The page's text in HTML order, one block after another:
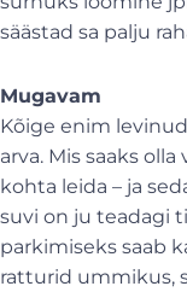
säästad sa palju
Mugavam
Kõige enim
arva. Mis saaks
kohta leida – ja
suvi on ju teadagi
parkimiseks saab
ratturid ummikus,